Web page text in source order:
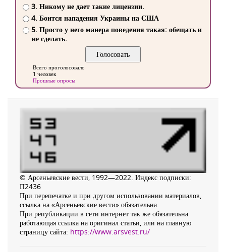
3. Никому не дает такие лицензии.
4. Боится нападения Украины на США
5. Просто у него манера поведения такая: обещать и
не сделать.
Всего проголосовало
1 человек
Прошлые опросы
© Арсеньевские вести, 1992—2022. Индекс подписки:
П2436
При перепечатке и при другом использовании материалов,
ссылка на «Арсеньевские вести» обязательна.
При републикации в сети интернет так же обязательна
работающая ссылка на оригинал статьи, или на главную
страницу сайта: https://www.arsvest.ru/